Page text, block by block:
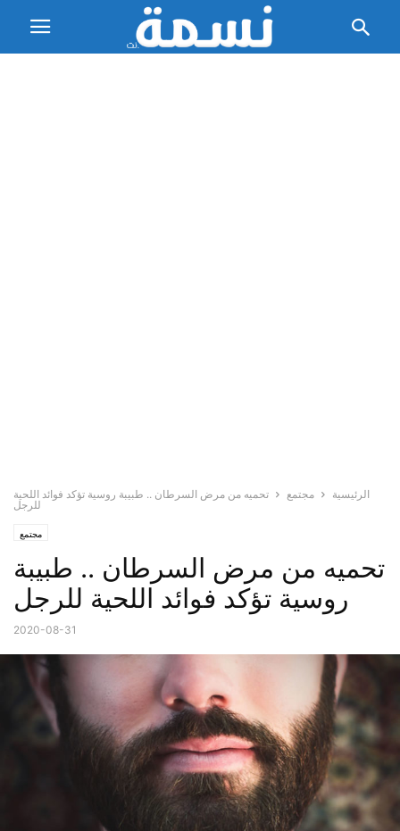
الرئيسية مجتمع
تحميه من مرض السرطان .. طبيبة روسية تؤكد فوائد اللحية
للرجل
مجتمع
تحميه من مرض السرطان .. طبيبة
روسية تؤكد فوائد اللحية للرجل
2020-08-31